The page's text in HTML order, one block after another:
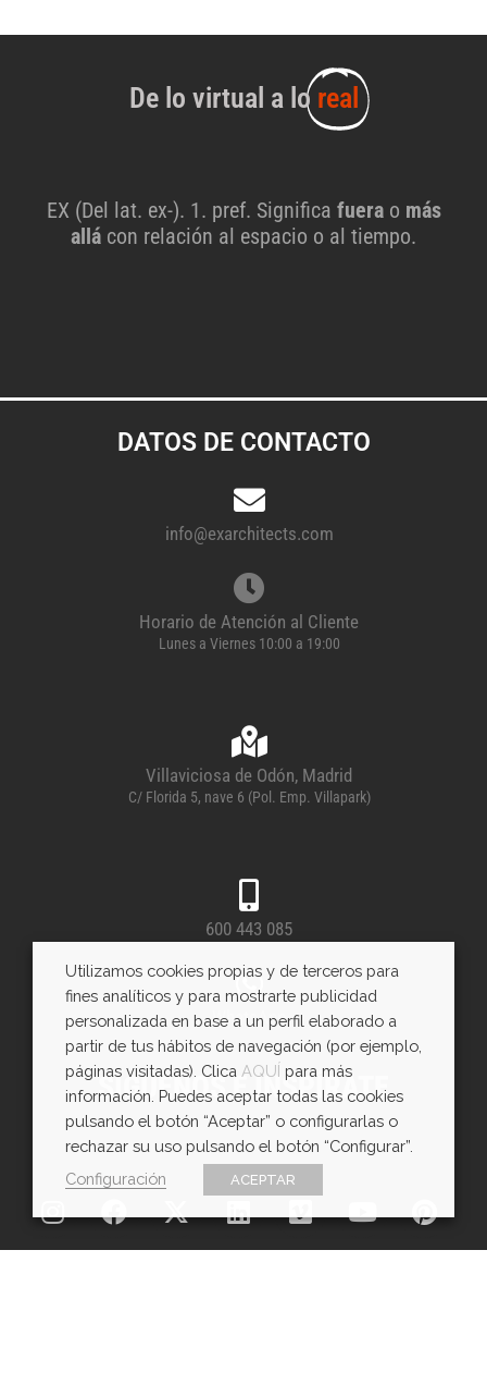
De lo virtual a lo real
EX (Del lat. ex-). 1. pref. Significa fuera o más
allá con relación al espacio o al tiempo.
DATOS DE CONTACTO
info@exarchitects.com
Horario de Atención al Cliente
Lunes a Viernes 10:00 a 19:00
Villaviciosa de Odón, Madrid
C/ Florida 5, nave 6 (Pol. Emp. Villapark)
600 443 085
WhatsApp
SÍGUENOS E INSPÍRATE
Utilizamos cookies propias y de terceros para
fines analíticos y para mostrarte publicidad
personalizada en base a un perfil elaborado a
partir de tus hábitos de navegación (por ejemplo,
páginas visitadas). Clica AQUÍ para más
información. Puedes aceptar todas las cookies
pulsando el botón “Aceptar” o configurarlas o
rechazar su uso pulsando el botón “Configurar”.
Configuración
ACEPTAR